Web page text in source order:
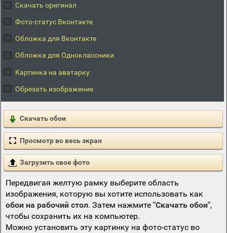
Скачать оригинал
Фото-статус Вконтакте
Обложка для Вконтакте
Обложка для Одноклассники
Картинка на аватарку
Обрезать изображение
Скачать обои
Просмотр во весь экран
Загрузить свое фото
Передвигая желтую рамку выберите область
изображения, которую вы хотите использовать как
обои на рабочий стол. Затем нажмите "Скачать обои",
чтобы сохранить их на компьютер.
Можно установить эту картинку на фото-статус во